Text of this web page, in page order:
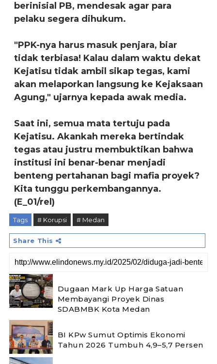
berinisial PB, mendesak agar para
pelaku segera dihukum.
"PPK-nya harus masuk penjara, biar
tidak terbiasa! Kalau dalam waktu dekat
Kejatisu tidak ambil sikap tegas, kami
akan melaporkan langsung ke Kejaksaan
Agung," ujarnya kepada awak media.
Saat ini, semua mata tertuju pada
Kejatisu. Akankah mereka bertindak
tegas atau justru membuktikan bahwa
institusi ini benar-benar menjadi
benteng pertahanan bagi mafia proyek?
Kita tunggu perkembangannya.
(E_01/rel)
Tags # Korupsi # Medan
Share This
Dugaan Mark Up Harga Satuan
Membayangi Proyek Dinas
SDABMBK Kota Medan
BI KPw Sumut Optimis Ekonomi
Tahun 2026 Tumbuh 4,9–5,7 Persen